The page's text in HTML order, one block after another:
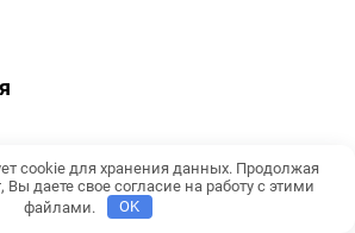
cookie для хранения данных. Продолжая
Вы даете свое согласие на работу с этими
файлами.
OK